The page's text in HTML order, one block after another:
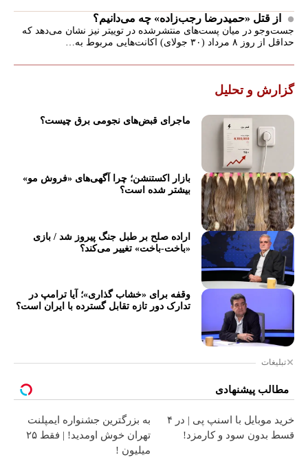
از قتل «حمیدرضا رجب‌زاده» چه می‌دانیم؟
جست‌وجو در میان پست‌های منتشرشده در توییتر نیز نشان می‌دهد که
حداقل از روز ۸ مرداد (۳۰ جولای) اکانت‌هایی مربوط به…
گزارش و تحلیل
ماجرای قبض‌های نجومی برق چیست؟
بازار اکستنشن؛ چرا آگهی‌های «فروش مو»
بیشتر شده است؟
اراده صلح بر طبل جنگ پیروز شد / بازی
«باخت-باخت» تغییر می‌کند؟
وقفه برای «خشاب گذاری»؛ آیا ترامپ در
تدارک دور تازه تقابل گسترده با ایران است؟
تبلیغات
مطالب پیشنهادی
خرید موبایل با اسنپ پی | در ۴
قسط بدون سود و کارمزد!
به بزرگترین جشنواره ایمپلنت
تهران خوش اومدید! | فقط ۲۵
میلیون !